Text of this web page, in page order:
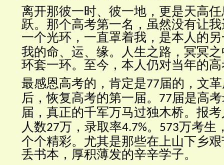
离开那彼一时、彼一地，更是天高
跃。那个高考第一名，虽然没有让
一个光环，一直罩着我，是本人的
我的命、运、缘。人生之路，冥冥
环套一环。至今，本人仍对当年的
最感恩高考的，肯定是77届的，文
后，恢复高考的第一届。 77届是高
届，真正的千军万马过独木桥。报
人数27万，录取率4.7%。 573万考生
个个精彩。尤其是那些在上山下乡
丢书本，厚积薄发的辛辛学子。